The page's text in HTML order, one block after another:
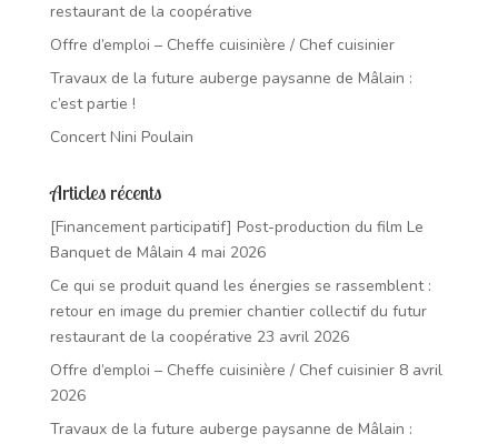
restaurant de la coopérative
Offre d’emploi – Cheffe cuisinière / Chef cuisinier
Travaux de la future auberge paysanne de Mâlain :
c’est partie !
Concert Nini Poulain
Articles récents
[Financement participatif] Post-production du film Le
Banquet de Mâlain 4 mai 2026
Ce qui se produit quand les énergies se rassemblent :
retour en image du premier chantier collectif du futur
restaurant de la coopérative 23 avril 2026
Offre d’emploi – Cheffe cuisinière / Chef cuisinier 8 avril
2026
Travaux de la future auberge paysanne de Mâlain :